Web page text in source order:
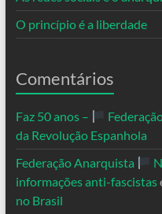
O princípio é a liberdade
Comentários
Faz 50 anos –
da Revolução Espanhola
Federação Anarquista
informações anti-fascistas
no Brasil